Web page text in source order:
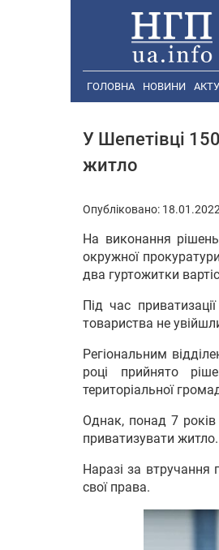
ГОЛОВНА НОВИНИ
У Шепетівці
житло
Опубліковано: 18.01.2022
На виконання
окружної
два гуртожитки
Під час
товариства не
Регіональним
році прийнято
територіальної
Однак, понад 7
приватизувати житло.
Наразі за втручання
свої права.